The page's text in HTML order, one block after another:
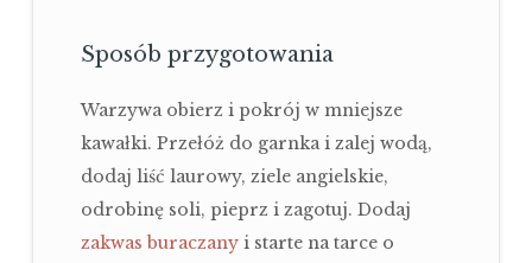
Sposób przygotowania
Warzywa obierz i pokrój w mniejsze
kawałki. Przełóż do garnka i zalej wodą,
dodaj liść laurowy, ziele angielskie,
odrobinę soli, pieprz i zagotuj. Dodaj
zakwas buraczanyi starte na tarce o